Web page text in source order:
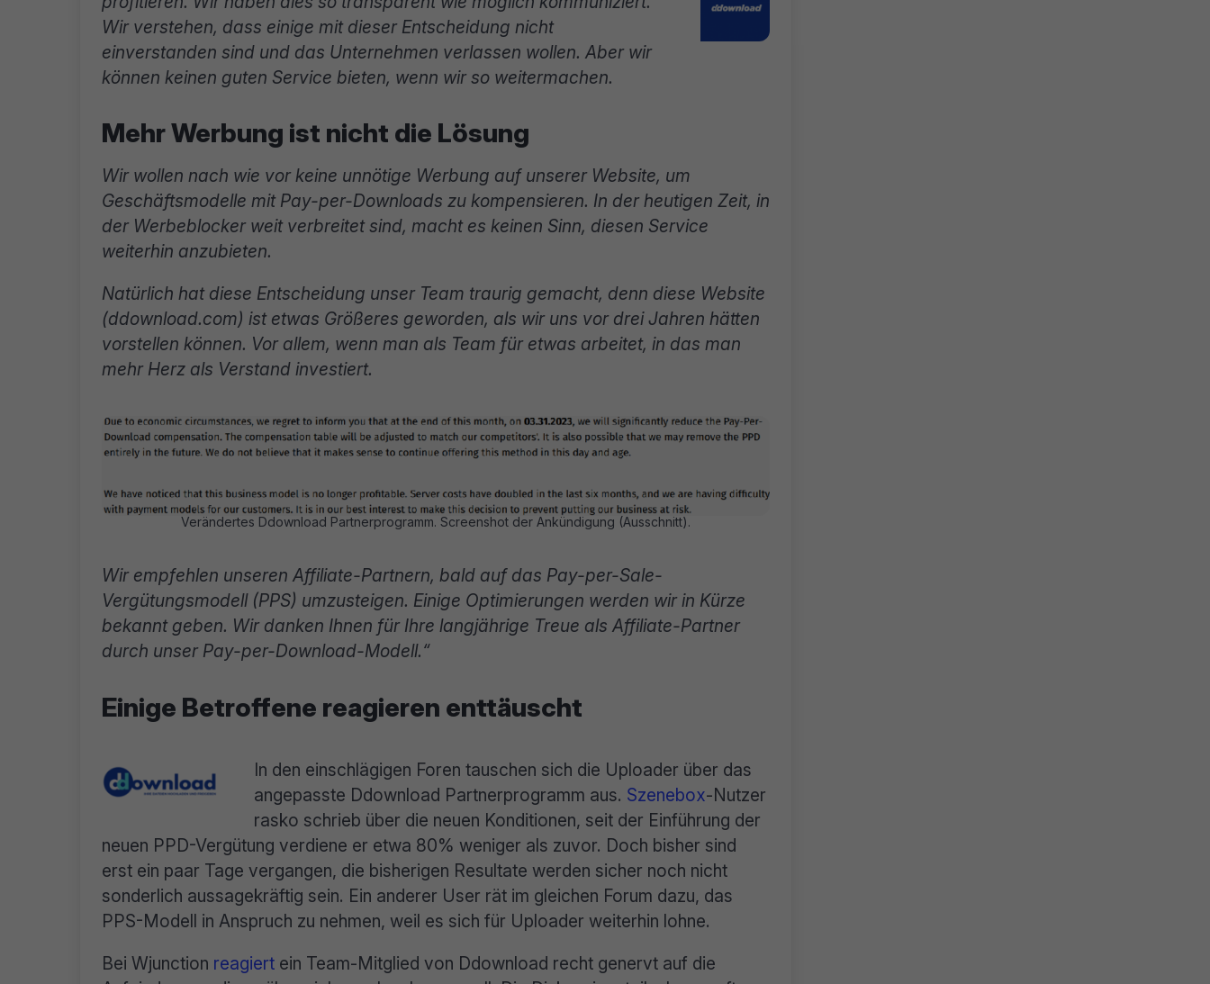
Wir verstehen, dass einige mit dieser Entscheidung nicht
einverstanden sind und das Unternehmen verlassen wollen. Aber wir
können keinen guten Service bieten, wenn wir so weitermachen.
Mehr Werbung ist nicht die Lösung
Wir wollen nach wie vor keine unnötige Werbung auf unserer Website, um
Geschäftsmodelle mit Pay-per-Downloads zu kompensieren. In der heutigen Zeit, in
der Werbeblocker weit verbreitet sind, macht es keinen Sinn, diesen Service
weiterhin anzubieten.
Natürlich hat diese Entscheidung unser Team traurig gemacht, denn diese Website
(ddownload.com) ist etwas Größeres geworden, als wir uns vor drei Jahren hätten
vorstellen können. Vor allem, wenn man als Team für etwas arbeitet, in das man
mehr Herz als Verstand investiert.
Verändertes Ddownload Partnerprogramm. Screenshot der Ankündigung (Ausschnitt).
Wir empfehlen unseren Affiliate-Partnern, bald auf das Pay-per-Sale-
Vergütungsmodell (PPS) umzusteigen. Einige Optimierungen werden wir in Kürze
bekannt geben. Wir danken Ihnen für Ihre langjährige Treue als Affiliate-Partner
durch unser Pay-per-Download-Modell.“
Einige Betroffene reagieren enttäuscht
In den einschlägigen Foren tauschen sich die Uploader über das
angepasste Ddownload Partnerprogramm aus. Szenebox-Nutzer
rasko schrieb über die neuen Konditionen, seit der Einführung der
neuen PPD-Vergütung verdiene er etwa 80% weniger als zuvor. Doch bisher sind
erst ein paar Tage vergangen, die bisherigen Resultate werden sicher noch nicht
sonderlich aussagekräftig sein. Ein anderer User rät im gleichen Forum dazu, das
PPS-Modell in Anspruch zu nehmen, weil es sich für Uploader weiterhin lohne.
Bei Wjunction reagiert ein Team-Mitglied von Ddownload recht genervt auf die